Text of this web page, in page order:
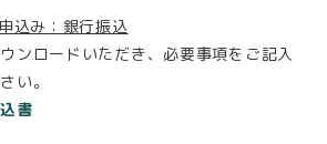
込み：銀行振込
ンロードいただき、必要事項をご記入
い。
書